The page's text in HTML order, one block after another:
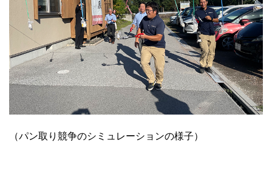
（パン取り競争のシミュレーションの様子）